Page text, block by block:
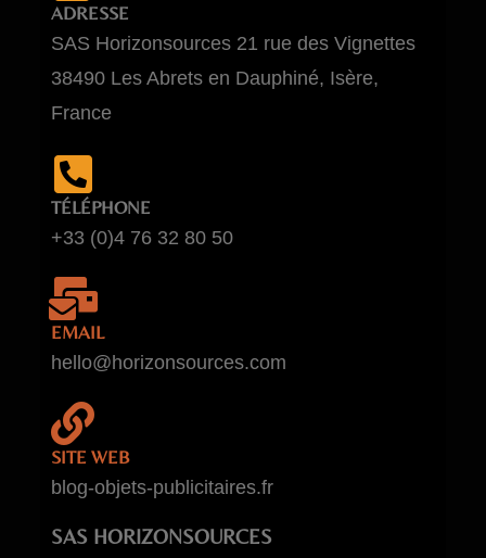
ADRESSE
SAS Horizonsources 21 rue des Vignettes
38490 Les Abrets en Dauphiné, Isère,
France
TÉLÉPHONE
+33 (0)4 76 32 80 50
EMAIL
hello@horizonsources.com
SITE WEB
blog-objets-publicitaires.fr
SAS HORIZONSOURCES